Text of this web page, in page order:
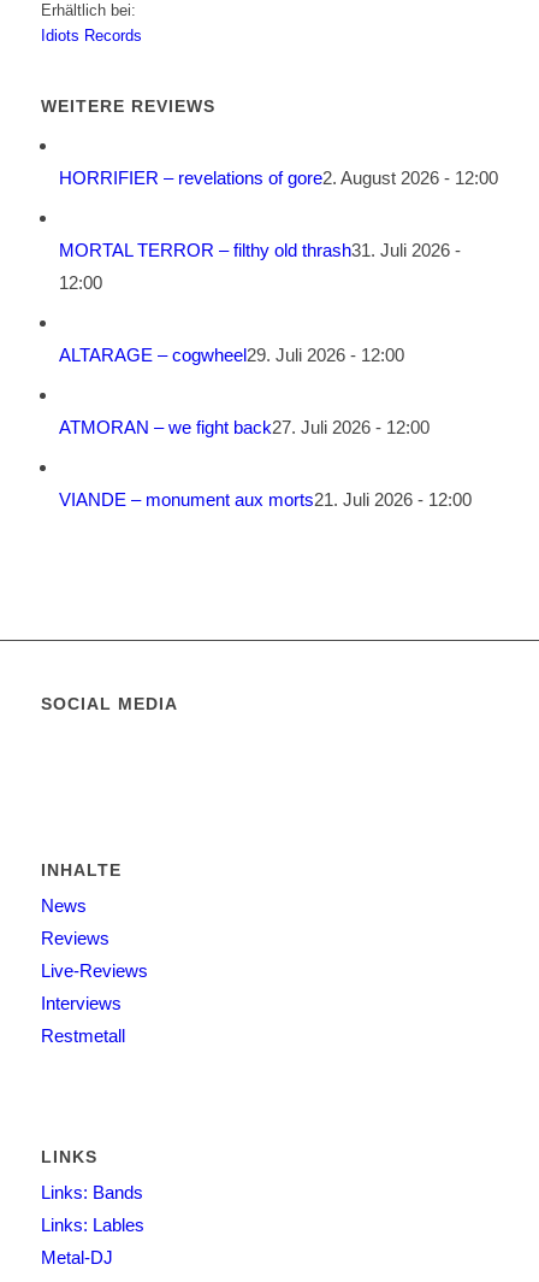
Erhältlich bei:
Idiots Records
WEITERE REVIEWS
HORRIFIER – revelations of gore2. August 2026 - 12:00
MORTAL TERROR – filthy old thrash31. Juli 2026 -
12:00
ALTARAGE – cogwheel29. Juli 2026 - 12:00
ATMORAN – we fight back27. Juli 2026 - 12:00
VIANDE – monument aux morts21. Juli 2026 - 12:00
SOCIAL MEDIA
INHALTE
News
Reviews
Live-Reviews
Interviews
Restmetall
LINKS
Links: Bands
Links: Lables
Metal-DJ